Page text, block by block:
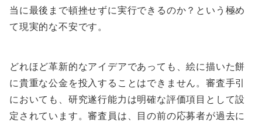
当に最後まで頓挫せずに実行できるのか？という極め
て現実的な不安です。
どれほど革新的なアイデアであっても、絵に描いた餅
に貴重な公金を投入することはできません。審査手引
においても、研究遂行能力は明確な評価項目として設
定されています。審査員は、目の前の応募者が過去に